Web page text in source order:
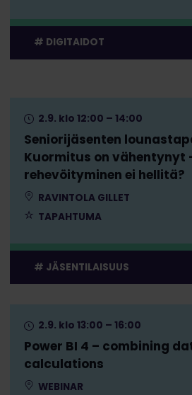
DIGITAIDOT
Seniorijäsenten
Kuormitus on vähentynyt
rehevöityminen ei hellitä?
2.9. klo 12:00 – 14:00
RAVINTOLA GILLET
TAPAHTUMA
JÄSENTILAISUUS
Power BI 4 – combining
calculations
2.9. klo 13:00 – 16:00
WEBINAR